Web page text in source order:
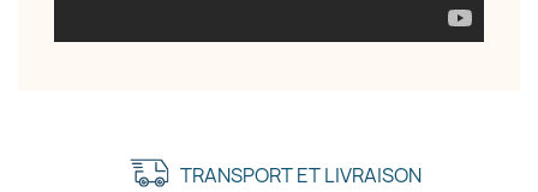
TRANSPORT ET LIVRAISON